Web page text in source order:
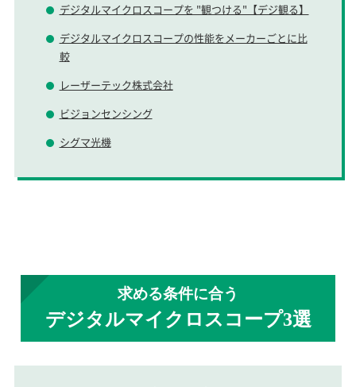
デジタルマイクロスコープを "観つける"【デジ観る】
デジタルマイクロスコープの性能をメーカーごとに比
較
レーザーテック株式会社
ビジョンセンシング
シグマ光機
求める条件に合う
デジタルマイクロスコープ3選